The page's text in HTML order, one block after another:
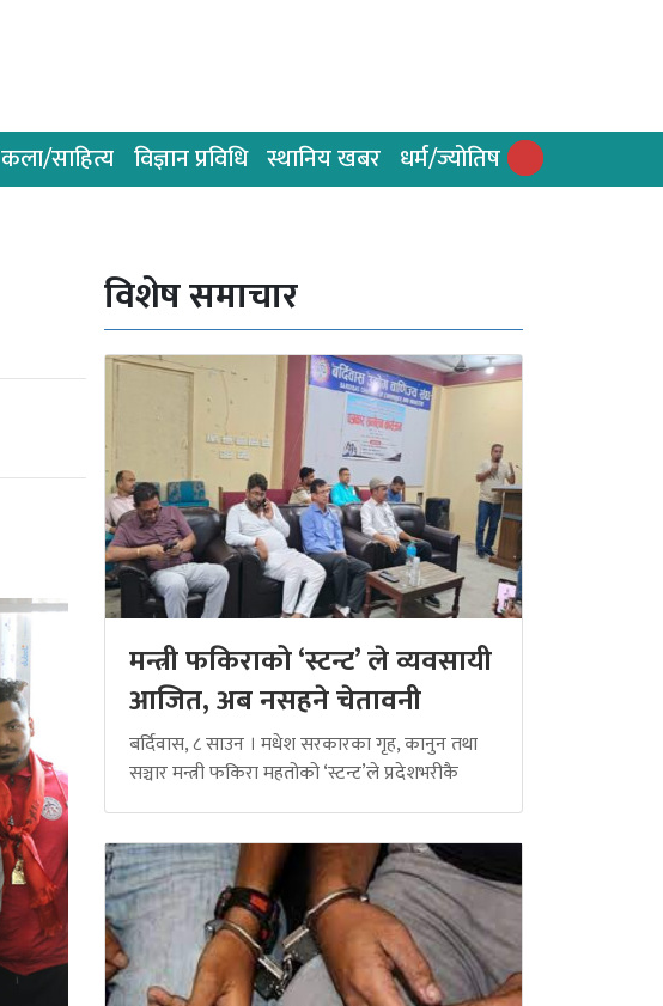
कला/साहित्य विज्ञान प्रविधि स्थानिय खबर धर्म/ज्योतिष
विशेष समाचार
मन्त्री फकिराको ‘स्टन्ट’ ले व्यवसायी
आजित, अब नसहने चेतावनी
बर्दिवास, ८ साउन । मधेश सरकारका गृह, कानुन तथा
सञ्चार मन्त्री फकिरा महतोको ‘स्टन्ट’ले प्रदेशभरीकै